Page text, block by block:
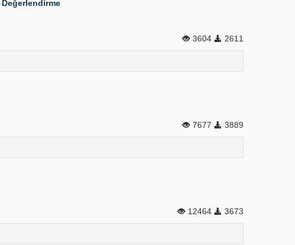
3604 2611
7677 3889
12464 3673